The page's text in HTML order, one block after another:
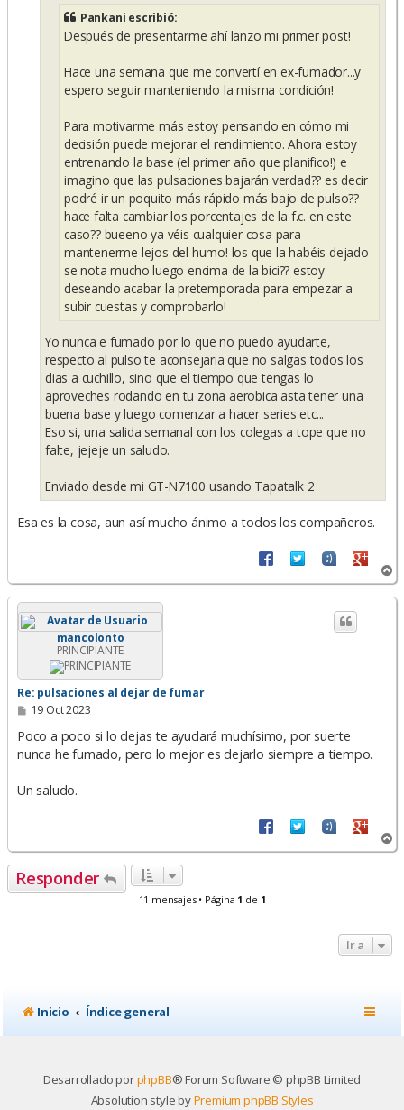
Pankani escribió:
Después de presentarme ahí lanzo mi primer post!
Hace una semana que me convertí en ex-fumador...y
espero seguir manteniendo la misma condición!
Para motivarme más estoy pensando en cómo mi
decisión puede mejorar el rendimiento. Ahora estoy
entrenando la base (el primer año que planifico!) e
imagino que las pulsaciones bajarán verdad?? es decir
podré ir un poquito más rápido más bajo de pulso??
hace falta cambiar los porcentajes de la f.c. en este
caso?? bueeno ya véis cualquier cosa para
mantenerme lejos del humo! los que la habéis dejado
se nota mucho luego encima de la bici?? estoy
deseando acabar la pretemporada para empezar a
subir cuestas y comprobarlo!
Yo nunca e fumado por lo que no puedo ayudarte,
respecto al pulso te aconsejaria que no salgas todos los
dias a cuchillo, sino que el tiempo que tengas lo
aproveches rodando en tu zona aerobica asta tener una
buena base y luego comenzar a hacer series etc...
Eso si, una salida semanal con los colegas a tope que no
falte, jejeje un saludo.
Enviado desde mi GT-N7100 usando Tapatalk 2
Esa es la cosa, aun así mucho ánimo a todos los compañeros.
r
r
mancolonto
PRINCIPIANTE
Re: pulsaciones al dejar de fumar
M
n
a
e
19 Oct 2023
Poco a poco si lo dejas te ayudará muchísimo, por suerte
nunca he fumado, pero lo mejor es dejarlo siempre a tiempo.
Un saludo.
r
Responder
11 mensajes • Página 1 de 1
Ir a
Inicio Índice general
Desarrollado porphpBB® Forum Software © phpBB Limited
Absolution style byPremium phpBB Styles